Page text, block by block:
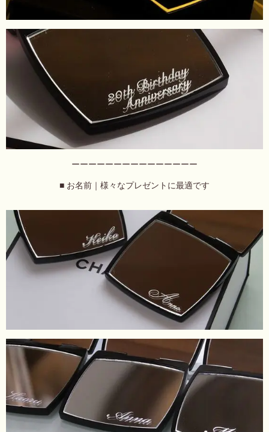
ーーーーーーーーーーーーーーー
■ お名前｜様々なプレゼントに最適です